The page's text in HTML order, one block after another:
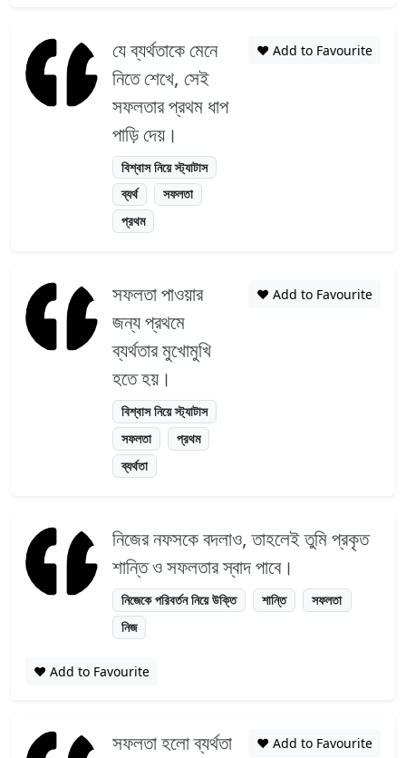
যে ব্যর্থতাকে মেনে
নিতে শেখে, সেই
সফলতার প্রথম ধাপ
পাড়ি দেয়।
বিশ্বাস নিয়ে স্ট্যাটাস
ব্যর্থ
সফলতা
প্রথম
❤️ Add to Favourite
সফলতা পাওয়ার
জন্য প্রথমে
ব্যর্থতার মুখোমুখি
হতে হয়।
বিশ্বাস নিয়ে স্ট্যাটাস
সফলতা
প্রথম
ব্যর্থতা
❤️ Add to Favourite
নিজের নফসকে বদলাও, তাহলেই তুমি প্রকৃত
শান্তি ও সফলতার স্বাদ পাবে।
নিজেকে পরিবর্তন নিয়ে উক্তি শান্তি
সফলতা
নিজ
❤️ Add to Favourite
সফলতা হলো ব্যর্থতা
❤️ Add to Favourite